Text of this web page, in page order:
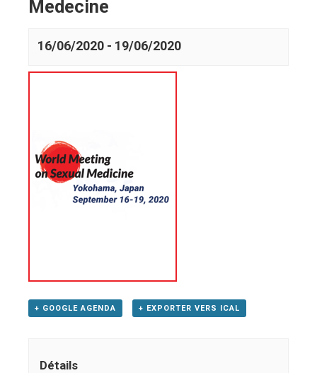
Medecine
16/06/2020 - 19/06/2020
+ GOOGLE AGENDA + EXPORTER VERS ICAL
Détails